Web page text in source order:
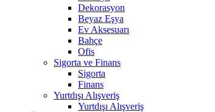
Dekorasyon
Beyaz Eşya
Ev Aksesuarı
Bahçe
Ofis
Sigorta ve Finans
Sigorta
Finans
Yurtdışı Alışveriş
Yurtdışı Alışveriş